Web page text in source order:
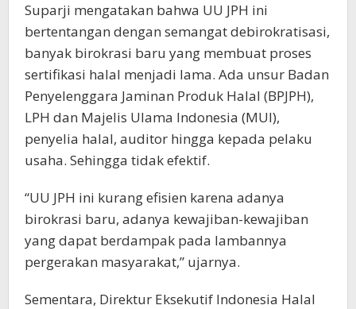
Suparji mengatakan bahwa UU JPH ini
bertentangan dengan semangat debirokratisasi,
banyak birokrasi baru yang membuat proses
sertifikasi halal menjadi lama. Ada unsur Badan
Penyelenggara Jaminan Produk Halal (BPJPH),
LPH dan Majelis Ulama Indonesia (MUI),
penyelia halal, auditor hingga kepada pelaku
usaha. Sehingga tidak efektif.
“UU JPH ini kurang efisien karena adanya
birokrasi baru, adanya kewajiban-kewajiban
yang dapat berdampak pada lambannya
pergerakan masyarakat,” ujarnya.
Sementara, Direktur Eksekutif Indonesia Halal